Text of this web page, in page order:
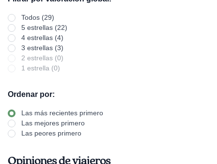
Todos (29)
5 estrellas (22)
4 estrellas (4)
3 estrellas (3)
2 estrellas (0)
1 estrella (0)
Ordenar por:
Las más recientes primero
Las mejores primero
Las peores primero
Opiniones de viajeros